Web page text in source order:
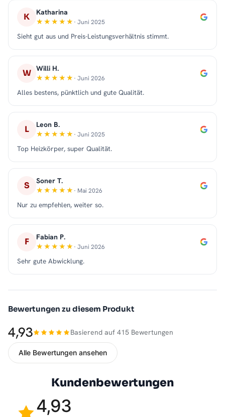
K Katharina
· Juni 2025
Sieht gut aus und Preis-Leistungsverhältnis stimmt.
W Willi H.
· Juni 2026
Alles bestens, pünktlich und gute Qualität.
L Leon B.
· Juni 2025
Top Heizkörper, super Qualität.
S Soner T.
· Mai 2026
Nur zu empfehlen, weiter so.
F Fabian P.
· Juni 2026
Sehr gute Abwicklung.
Bewertungen zu diesem Produkt
4,93 Basierend auf 415 Bewertungen
Alle Bewertungen ansehen
Kundenbewertungen
4,93